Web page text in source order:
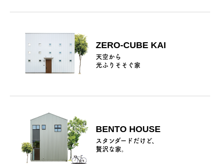
ZERO-CUBE KAI
天空から
光ふりそそぐ家
BENTO HOUSE
スタンダードだけど、
贅沢な家。